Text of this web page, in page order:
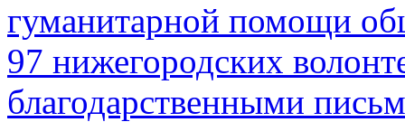
гуманитарной помощи
97 нижегородских
благодарственными